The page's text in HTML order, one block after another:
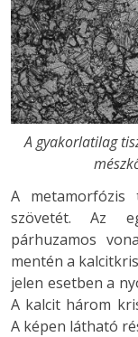
A gyakorlatilag
A metamorfózis
szövetét. Az
párhuzamos
mentén a
jelen esetben a
A kalcit három
A képen látható